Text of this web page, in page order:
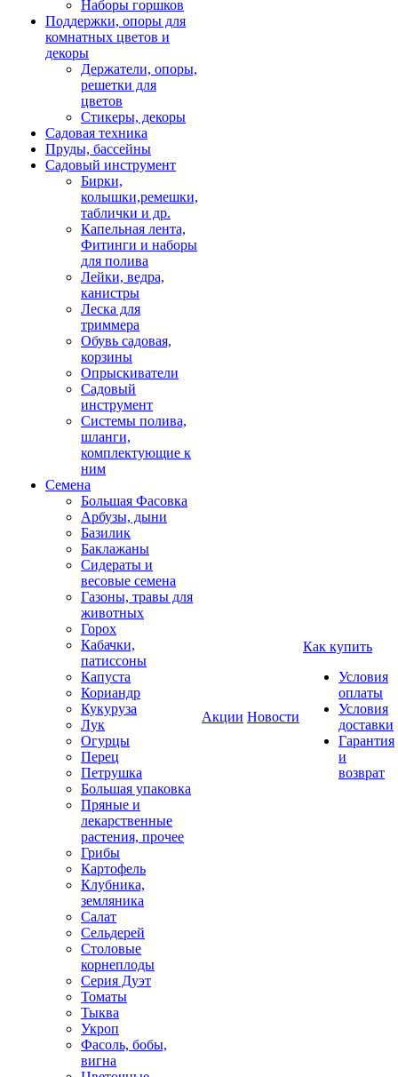
Наборы горшков
Поддержки, опоры для
комнатных цветов и
декоры
Держатели, опоры,
решетки для
цветов
Стикеры, декоры
Садовая техника
Пруды, бассейны
Садовый инструмент
Бирки,
колышки,ремешки,
таблички и др.
Капельная лента,
Фитинги и наборы
для полива
Лейки, ведра,
канистры
Леска для
триммера
Обувь садовая,
корзины
Опрыскиватели
Садовый
инструмент
Системы полива,
шланги,
комплектующие к
ним
Семена
Большая Фасовка
Арбузы, дыни
Базилик
Баклажаны
Сидераты и
весовые семена
Газоны, травы для
животных
Горох
Кабачки,
патиссоны
Капуста
Кориандр
Кукуруза
Лук
Огурцы
Перец
Петрушка
Большая упаковка
Пряные и
лекарственные
растения, прочее
Грибы
Картофель
Клубника,
земляника
Салат
Сельдерей
Столовые
корнеплоды
Серия Дуэт
Томаты
Тыква
Укроп
Фасоль, бобы,
вигна
Акции Новости
Как купить
Условия
оплаты
Условия
доставки
Гарантия
и
возврат